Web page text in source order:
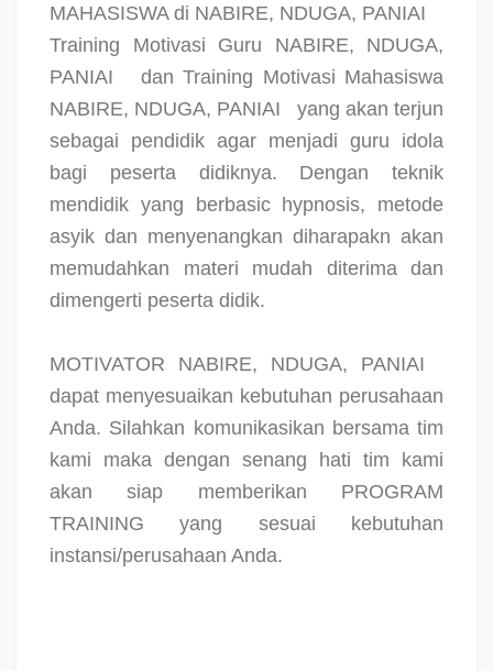
MAHASISWA di NABIRE, NDUGA, PANIAI
Training Motivasi Guru NABIRE, NDUGA,
PANIAI
dan Training Motivasi Mahasiswa
NABIRE, NDUGA, PANIAI
yang akan terjun
sebagai pendidik agar menjadi guru idola
bagi peserta didiknya. Dengan teknik
mendidik yang berbasic hypnosis, metode
asyik dan menyenangkan diharapakn akan
memudahkan materi mudah diterima dan
dimengerti peserta didik.
MOTIVATOR NABIRE, NDUGA, PANIAI
dapat menyesuaikan kebutuhan perusahaan
Anda. Silahkan komunikasikan bersama tim
kami maka dengan senang hati tim kami
akan siap memberikan PROGRAM
TRAINING yang sesuai kebutuhan
instansi/perusahaan Anda.